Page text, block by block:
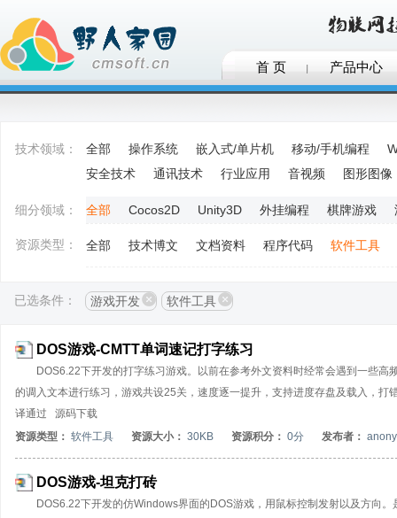
首 页 产品中心
技术领域： 全部 操作系统 嵌入式/单片机 移动/手机编程
安全技术
通讯技术 行业应用 音视频 图形图像
细分领域： 全部 Cocos2D Unity3D 外挂编程 棋牌游戏
资源类型： 全部 技术博文 文档资料 程序代码 软件工具
已选条件： 游戏开发 软件工具
DOS游戏-CMTT单词速记打字练习
DOS6.22下开发的打字练习游戏。以前在参考外文资料时经常会遇到一些
的调入文本进行练习，游戏共设25关，速度逐一提升，支持进度存盘及载入，
译通过 源码下载
资源类型： 软件工具 资源大小： 30KB 资源积分： 0分 发布者：
DOS游戏-坦克打砖
DOS6.22下开发的仿Windows界面的DOS游戏，用鼠标控制发射以及方向